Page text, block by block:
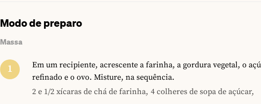
Modo de preparo
Massa
Em um recipiente, acrescente a farinha, a gordura vegetal, o
refinado e o ovo. Misture, na sequência.
2 e 1/2 xícaras de chá de farinha, 4 colheres de sopa de açúcar,